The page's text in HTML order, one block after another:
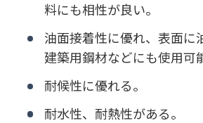
料にも相性が良い。
油面接着性に優れ、表面に
建築用鋼材などにも使用可
耐候性に優れる。
耐水性、耐熱性がある。